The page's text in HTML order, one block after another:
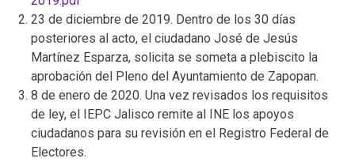
23 de diciembre de 2019. Dentro de los 30 días
posteriores al acto, el ciudadano José de Jesús
Martínez Esparza, solicita se someta a plebiscito la
aprobación del Pleno del Ayuntamiento de Zapopan.
8 de enero de 2020. Una vez revisados los requisitos
de ley, el IEPC Jalisco remite al INE los apoyos
ciudadanos para su revisión en el Registro Federal de
Electores.